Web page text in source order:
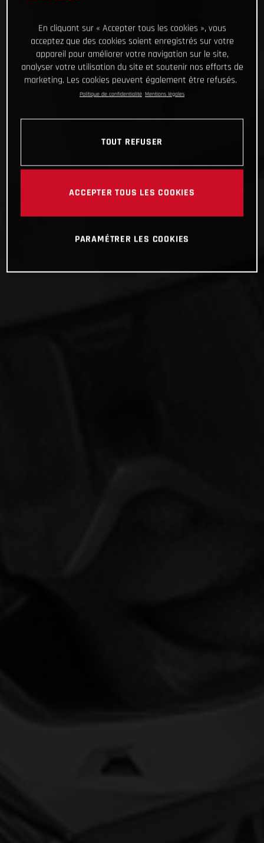
En cliquant sur « Accepter tous les cookies », vous
acceptez que des cookies soient enregistrés sur votre
appareil pour améliorer votre navigation sur le site,
analyser votre utilisation du site et soutenir nos efforts de
marketing. Les cookies peuvent également être refusés.
Politique de confidentialité Mentions légales
TOUT REFUSER
ACCEPTER TOUS LES COOKIES
PARAMÉTRER LES COOKIES